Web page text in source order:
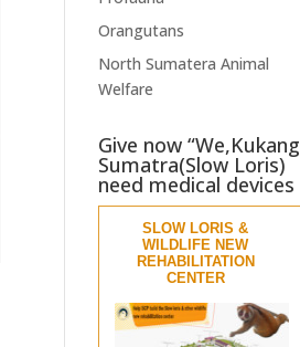
Orangutans
North Sumatera Animal
Welfare
Give now “We,Kukang
Sumatra(Slow Loris)
need medical devices
SLOW LORIS &
WILDLIFE NEW
REHABILITATION
CENTER